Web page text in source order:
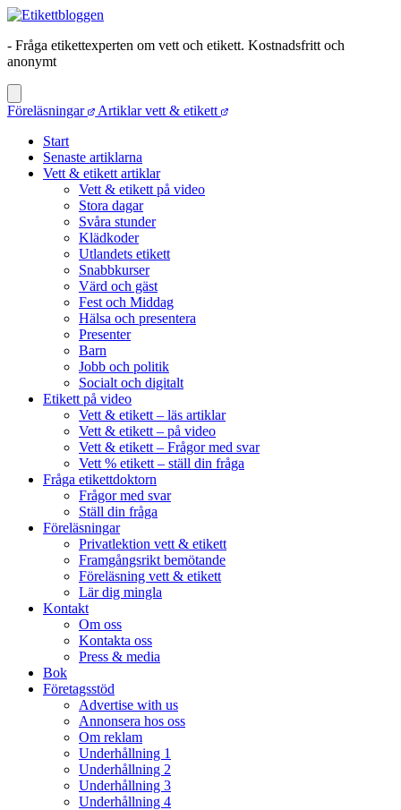
- Fråga etikettexperten om vett och etikett. Kostnadsfritt och
anonymt
Föreläsningar
Artiklar vett & etikett
Start
Senaste artiklarna
Vett & etikett artiklar
Vett & etikett på video
Stora dagar
Svåra stunder
Klädkoder
Utlandets etikett
Snabbkurser
Värd och gäst
Fest och Middag
Hälsa och presentera
Presenter
Barn
Jobb och politik
Socialt och digitalt
Etikett på video
Vett & etikett – läs artiklar
Vett & etikett – på video
Vett & etikett – Frågor med svar
Vett % etikett – ställ din fråga
Fråga etikettdoktorn
Frågor med svar
Ställ din fråga
Föreläsningar
Privatlektion vett & etikett
Framgångsrikt bemötande
Föreläsning vett & etikett
Lär dig mingla
Kontakt
Om oss
Kontakta oss
Press & media
Bok
Företagsstöd
Advertise with us
Annonsera hos oss
Om reklam
Underhållning 1
Underhållning 2
Underhållning 3
Underhållning 4